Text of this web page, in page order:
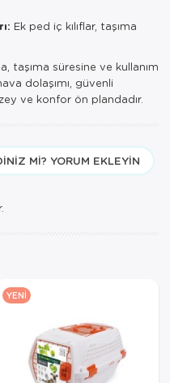
Ek ped iç kılıflar, taşıma
taşıma süresine ve kullanım
dolaşımı, güvenli
ve konfor ön plandadır.
MI? YORUM EKLEYIN
YENI